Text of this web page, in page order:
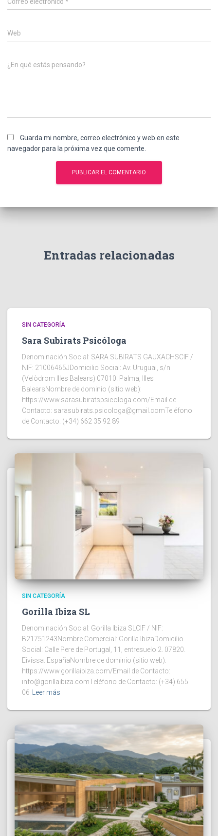
Web
¿En qué estás pensando?
Guarda mi nombre, correo electrónico y web en este
navegador para la próxima vez que comente.
Entradas relacionadas
SIN CATEGORÍA
Sara Subirats Psicóloga
Denominación Social: SARA SUBIRATS GAUXACHSCIF /
NIF: 21006465JDomicilio Social: Av. Uruguai, s/n
(Velòdrom Illes Balears) 07010. Palma, Illes
BalearsNombre de dominio (sitio web):
https://www.sarasubiratspsicologa.com/Email de
Contacto: sarasubirats.psicologa@gmail.comTeléfono
de Contacto: (+34) 662 35 92 89
SIN CATEGORÍA
Gorilla Ibiza SL
Denominación Social: Gorilla Ibiza SLCIF / NIF:
B21751243Nombre Comercial: Gorilla IbizaDomicilio
Social: Calle Pere de Portugal, 11, entresuelo 2. 07820.
Eivissa. EspañaNombre de dominio (sitio web):
https://www.gorillaibiza.com/Email de Contacto:
info@gorillaibiza.comTeléfono de Contacto: (+34) 655
06
Leer más